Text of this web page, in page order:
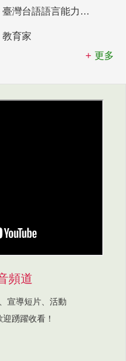
臺灣台語語言能力認證網站
教育家
更多
頻道
宣導短片、活動
踴躍收看！